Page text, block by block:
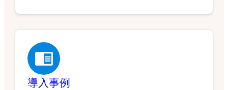
導入事例